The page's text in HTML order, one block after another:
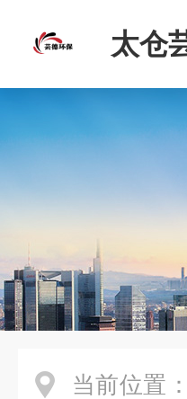
太仓
当前位置：